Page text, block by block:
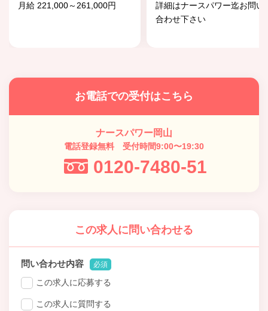
月給 221,000～261,000円
詳細はナースパワー迄お問い
合わせ下さい
お電話での受付はこちら
ナースパワー岡山
電話登録無料 受付時間9:00〜19:30
0120-7480-51
この求人に問い合わせる
問い合わせ内容 必須
この求人に応募する
この求人に質問する